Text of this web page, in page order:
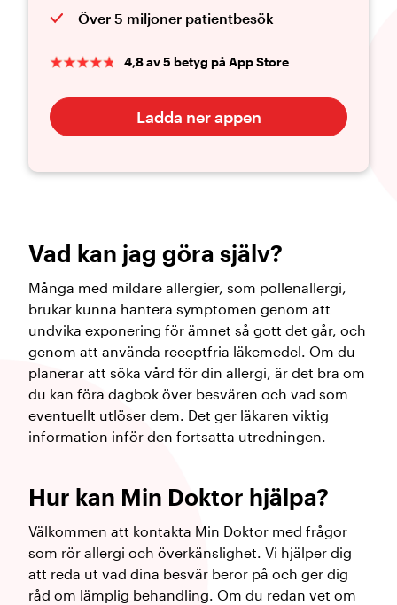
Över 5 miljoner patientbesök
4,8 av 5 betyg på App Store
Ladda ner appen
Vad kan jag göra själv?
Många med mildare allergier, som pollenallergi,
brukar kunna hantera symptomen genom att
undvika exponering för ämnet så gott det går, och
genom att använda receptfria läkemedel. Om du
planerar att söka vård för din allergi, är det bra om
du kan föra dagbok över besvären och vad som
eventuellt utlöser dem. Det ger läkaren viktig
information inför den fortsatta utredningen.
Hur kan Min Doktor hjälpa?
Välkommen att kontakta Min Doktor med frågor
som rör allergi och överkänslighet. Vi hjälper dig
att reda ut vad dina besvär beror på och ger dig
råd om lämplig behandling. Om du redan vet om